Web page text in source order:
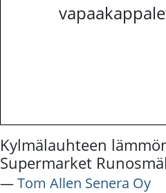
Kylmälauhteen
Supermarket
―Tom Allen Senera Oy